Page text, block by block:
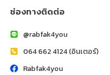
ช่องทางติดต่อ
@rabfak4you
064 662 4124 (อินเตอร์)
Rabfak4you